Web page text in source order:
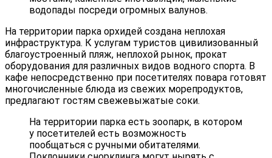
водопады посреди огромных валунов.
На территории парка орхидей создана неплохая
инфраструктура. К услугам туристов цивилизованный
благоустроенный пляж, неплохой рынок, прокат
оборудования для различных видов водного спорта. В
кафе непосредственно при посетителях повара готовят
многочисленные блюда из свежих морепродуктов,
предлагают гостям свежевыжатые соки.
На территории парка есть зоопарк, в котором
у посетителей есть возможность
пообщаться с ручными обитателями.